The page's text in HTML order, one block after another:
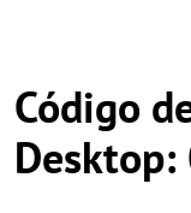
Código